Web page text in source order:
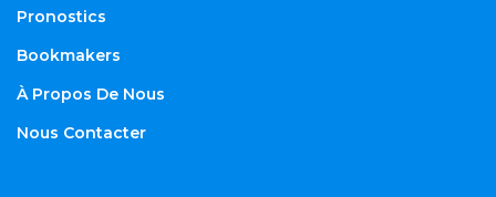
Pronostics
Bookmakers
À Propos De Nous
Nous Contacter